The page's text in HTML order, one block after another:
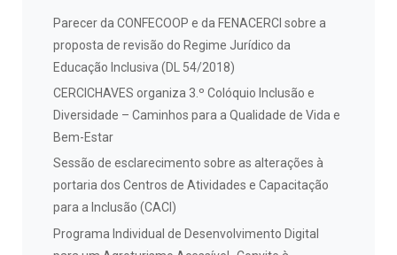
Parecer da CONFECOOP e da FENACERCI sobre a
proposta de revisão do Regime Jurídico da
Educação Inclusiva (DL 54/2018)
CERCICHAVES organiza 3.º Colóquio Inclusão e
Diversidade – Caminhos para a Qualidade de Vida e
Bem-Estar
Sessão de esclarecimento sobre as alterações à
portaria dos Centros de Atividades e Capacitação
para a Inclusão (CACI)
Programa Individual de Desenvolvimento Digital